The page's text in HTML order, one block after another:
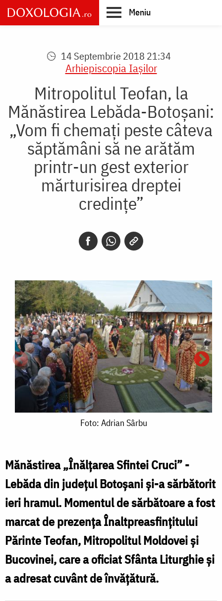
Skip
to
main
Meniu
14 Septembrie 2018 21:34
Arhiepiscopia Iaşilor
Mitropolitul Teofan, la
Mănăstirea Lebăda-Botoșani:
„Vom fi chemați peste câteva
săptămâni să ne arătăm
printr-un gest exterior
mărturisirea dreptei
credințe”
Foto: Adrian Sârbu
Mănăstirea „Înălțarea Sfintei Cruci” -
Lebăda din județul Botoșani și-a sărbătorit
ieri hramul. Momentul de sărbătoare a fost
marcat de prezența Înaltpreasfințitului
Părinte Teofan, Mitropolitul Moldovei și
Bucovinei, care a oficiat Sfânta Liturghie și
a adresat cuvânt de învățătură.